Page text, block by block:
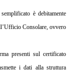
è debitamente
Consolare, ovvero
presenti sul certificato
i dati alla struttura